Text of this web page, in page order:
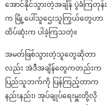
အောင်နိုင်သွားတဲ့အချိန် ပွဲခံကြတုန်း
က မြို့ပေါ်သူဌေးသူကြွယ်တွေဟာ
ထိပ်ဆုံးက ပါခဲ့ကြသတဲ့။
အမတ်ဖြစ်သွားတဲ့သူတွေဆိုတာ
လည်း အဲဒီအချိန်တွေကတည်းက
ပြည်သူဘက်ကို ပြန်ကြည့်တာက
နည်းနည်း၊ အုပ်ချုပ်ရေးမှူးတို့လို